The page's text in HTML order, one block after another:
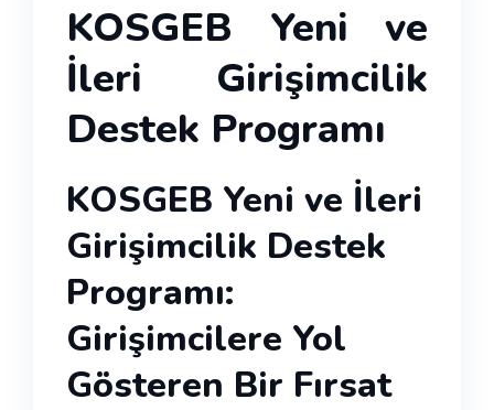
KOSGEB Yeni ve
İleri Girişimcilik
Destek Programı
KOSGEB Yeni ve İleri
Girişimcilik Destek
Programı:
Girişimcilere Yol
Gösteren Bir Fırsat